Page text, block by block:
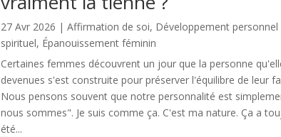
27 Avr 2026 |Affirmation de soi, Développement personnel
spirituel, Épanouissement féminin
Certaines femmes découvrent un jour que la personne
devenues s'est construite pour préserver l'équilibre de leur
Nous pensons souvent que notre personnalité est
nous sommes". Je suis comme ça. C'est ma nature. Ça a
été...